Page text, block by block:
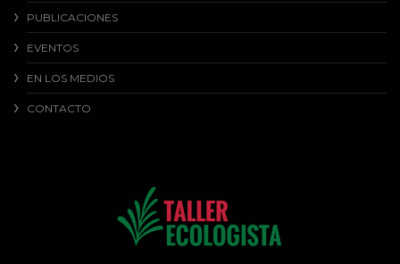
PUBLICACIONES
EVENTOS
EN LOS MEDIOS
CONTACTO